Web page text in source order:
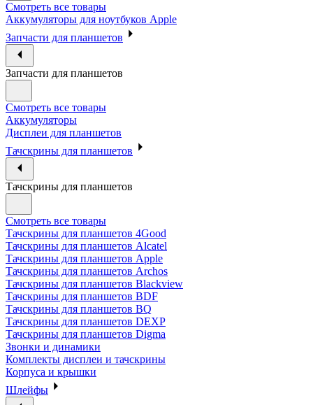
Смотреть все товары
Аккумуляторы для ноутбуков Apple
Запчасти для планшетов
Запчасти для планшетов
Смотреть все товары
Аккумуляторы
Дисплеи для планшетов
Тачскрины для планшетов
Тачскрины для планшетов
Смотреть все товары
Тачскрины для планшетов 4Good
Тачскрины для планшетов Alcatel
Тачскрины для планшетов Apple
Тачскрины для планшетов Archos
Тачскрины для планшетов Blackview
Тачскрины для планшетов BDF
Тачскрины для планшетов BQ
Тачскрины для планшетов DEXP
Тачскрины для планшетов Digma
Звонки и динамики
Комплекты дисплеи и тачскрины
Корпуса и крышки
Шлейфы